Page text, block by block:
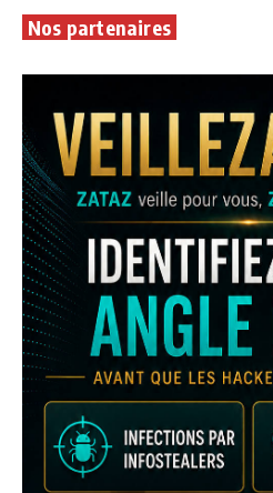
Nos partenaires